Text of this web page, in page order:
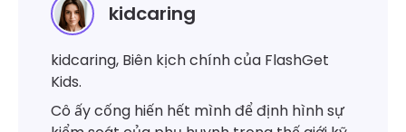
kidcaring
kidcaring, Biên kịch chính của FlashGet
Kids.
Cô ấy cống hiến hết mình để định hình sự